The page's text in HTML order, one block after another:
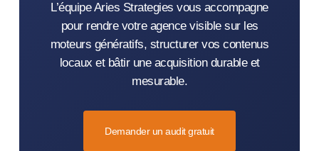
L’équipe Aries Strategies vous accompagne
pour rendre votre agence visible sur les
moteurs génératifs, structurer vos contenus
locaux et bâtir une acquisition durable et
mesurable.
Demander un audit gratuit